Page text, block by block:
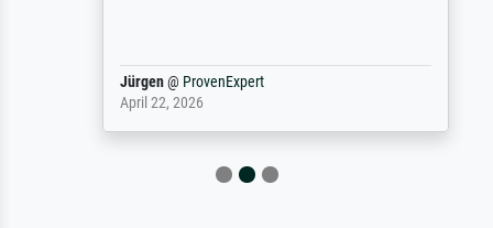
Jürgen@ProvenExpert
April 22, 2026